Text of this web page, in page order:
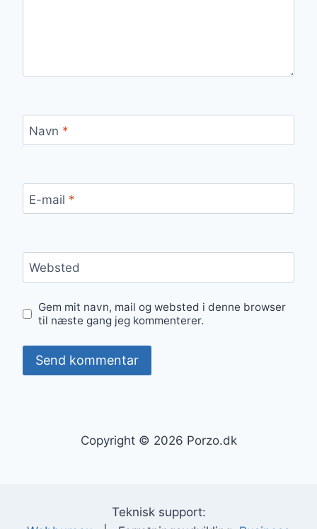
Navn *
E-mail *
Websted
Gem mit navn, mail og websted i denne browser
til næste gang jeg kommenterer.
Copyright © 2026 Porzo.dk
Teknisk support: